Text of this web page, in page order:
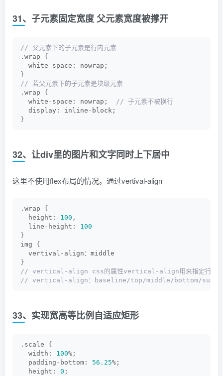
31、子元素固定宽度 父元素宽度被撑开
// 父元素下的子元素是行内元素
.wrap {
  white-space: nowrap;
}
// 若父元素下的子元素是块级元素
.wrap {
  white-space: nowrap;
// 子元素不被换行
  display: inline-block;
}
32、让div里的图片和文字同时上下居中
这里不使用flex布局的情况。通过vertival-align
.wrap {
  height:
100 ,
  line-height:
100
}
img {
  vertival-align：middle
}
// vertical-align css的属性vertical-align用来指定行内元素（
// vertical-align：baseline/top/middle/bottom/sub/
33、实现宽高等比例自适应矩形
.scale {
  width:
100%;
  padding-bottom:
56.25%;
  height:
0 ;